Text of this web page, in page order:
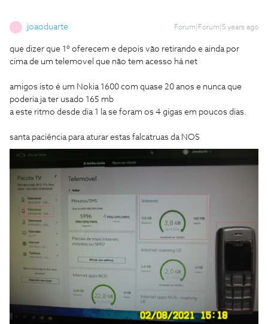
joaoduarte Forum|Forum|5 years ago
que dizer que 1º oferecem e depois vão retirando e ainda por
cima de um telemovel que não tem acesso há net
amigos isto é um Nokia 1600 com quase 20 anos e nunca que
poderia ja ter usado 165 mb
a este ritmo desde dia 1 la se foram os 4 gigas em poucos dias.
santa paciência para aturar estas falcatruas da NOS